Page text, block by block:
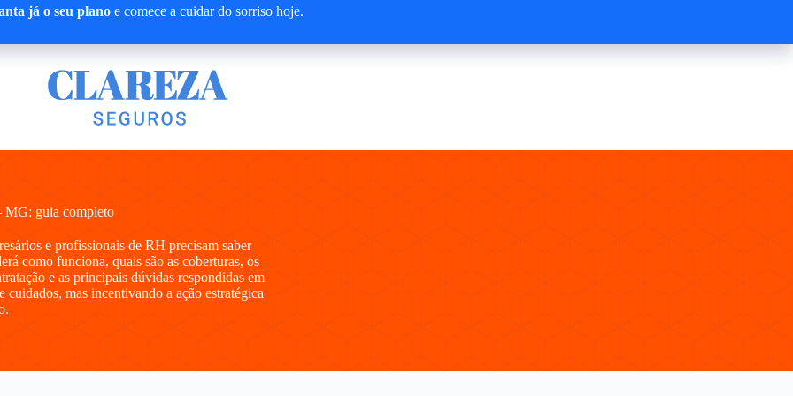
já o seu planoe comece a cuidar do sorriso hoje.
MG: guia completo
e profissionais de RH precisam saber
como funciona, quais são as coberturas, os
e as principais dúvidas respondidas em
mas incentivando a ação estratégica